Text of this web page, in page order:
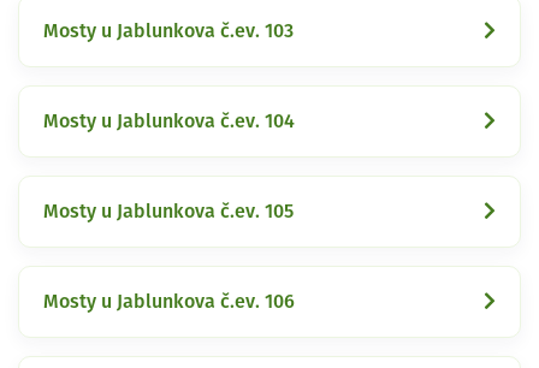
Mosty u Jablunkova č.ev. 103
Mosty u Jablunkova č.ev. 104
Mosty u Jablunkova č.ev. 105
Mosty u Jablunkova č.ev. 106